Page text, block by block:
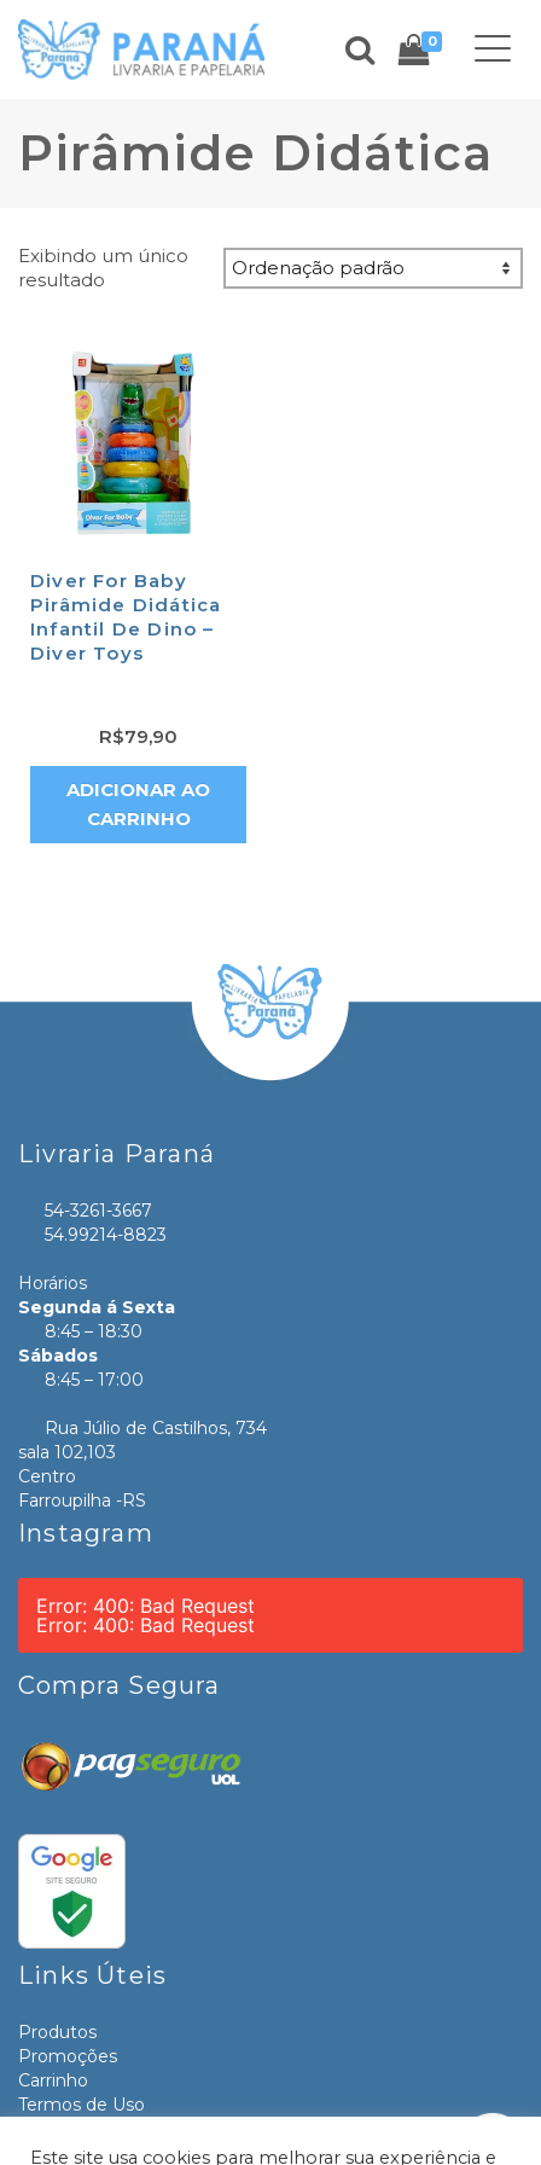
0
Pirâmide Didática
Exibindo um único
resultado
Diver For Baby
Pirâmide Didática
Infantil De Dino –
Diver Toys
R$79,90
ADICIONAR AO
CARRINHO
Livraria Paraná
54-3261-3667
54.99214-8823
Horários
Segunda á Sexta
8:45 – 18:30
Sábados
8:45 – 17:00
Rua Júlio de Castilhos, 734
sala 102,103
Centro
Farroupilha -RS
Instagram
Error: 400: Bad Request
Error: 400: Bad Request
Compra Segura
Links Úteis
Produtos
Promoções
Carrinho
Termos de Uso
Contato
Este site usa cookies para melhorar sua experiência e